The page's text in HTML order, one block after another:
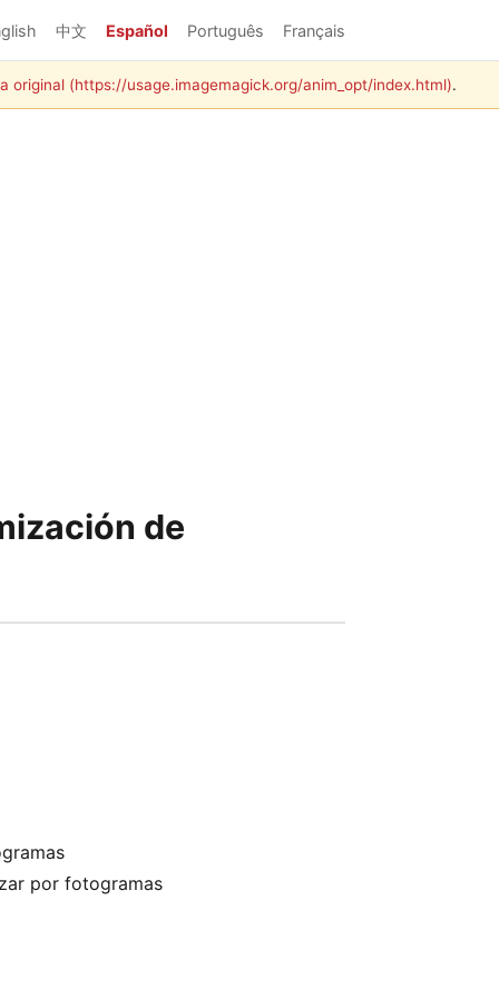
中文 Español Português Français
original (https://usage.imagemagick.org/anim_opt/index.html).
de
por fotogramas